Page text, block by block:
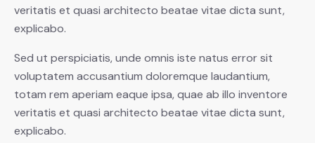
veritatis et quasi architecto beatae vitae dicta sunt,
explicabo.
Sed ut perspiciatis, unde omnis iste natus error sit
voluptatem accusantium doloremque laudantium,
totam rem aperiam eaque ipsa, quae ab illo inventore
veritatis et quasi architecto beatae vitae dicta sunt,
explicabo.